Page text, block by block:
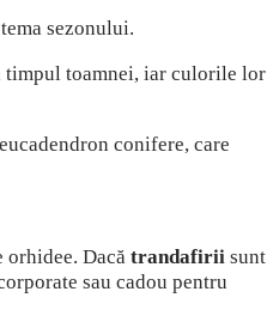
sezonului.
timpul toamnei, iar culorile lor
conifere, care
orhidee. Dacă trandafirii sunt
sau cadou pentru